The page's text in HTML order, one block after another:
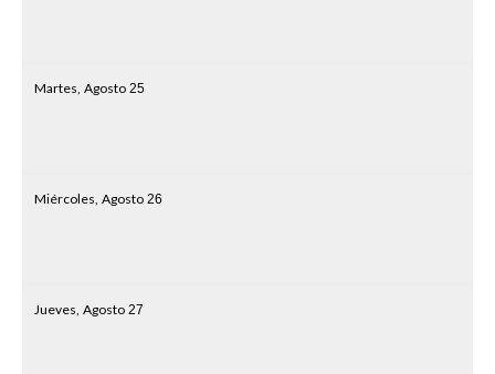
Martes, Agosto 25
Miércoles, Agosto 26
Jueves, Agosto 27